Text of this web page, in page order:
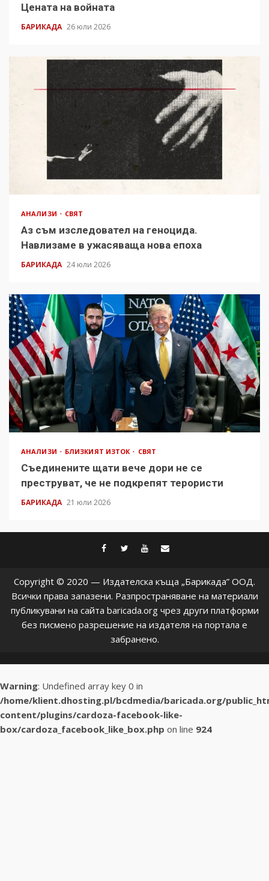
Цената на войната
БАРИКАДА 26 юли 2026
АНАЛИЗИ СВЯТ
Аз съм изследовател на геноцида.
Навлизаме в ужасяваща нова епоха
БАРИКАДА 24 юли 2026
АНАЛИЗИ БЛИЗКИЯТ ИЗТОК СВЯТ
Съединените щати вече дори не се
преструват, че не подкрепят терористи
БАРИКАДА 21 юли 2026
facebook
twitter
youtube
Copyright © 2020 — Издателска къща „Барикада” ООД.
Всички права запазени. Разпространяване на материали
публикувани на сайта baricada.org чрез други платформи
без писмено разрешение на издателя на портала е
забранено.
Warning: Undefined array key 0 in
/home/klient.dhosting.pl/bcdmedia/baricada.org/
content/plugins/cardoza-facebook-like-
box/cardoza_facebook_like_box.php on line 924